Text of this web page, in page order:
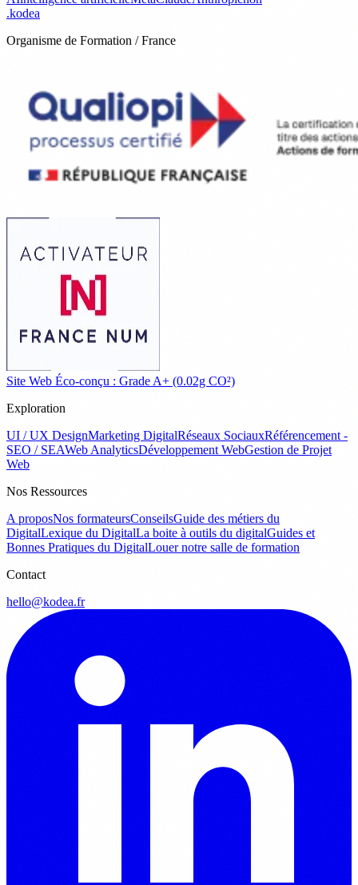
.kodea
Organisme de Formation / France
Site Web Éco-conçu : Grade A+ (0.02g CO²)
Exploration
UI / UX DesignMarketing DigitalRéseaux SociauxRéférencement -
SEO / SEAWeb AnalyticsDéveloppement WebGestion de Projet
Web
Nos Ressources
A proposNos formateursConseilsGuide des métiers du
DigitalLexique du DigitalLa boite à outils du digitalGuides et
Bonnes Pratiques du DigitalLouer notre salle de formation
Contact
hello@kodea.fr